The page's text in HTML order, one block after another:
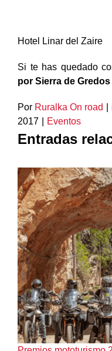
Hotel Linar del Zaire
Si te has quedado
por Sierra de Gredos
Por Ruralka On road
2017
Eventos
Entradas